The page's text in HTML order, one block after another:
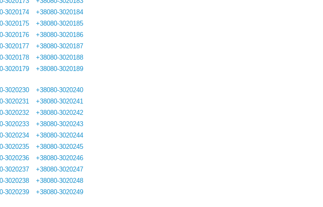
3020174
3020175
3020176
3020177
3020178
3020179
+38080-3020184
+38080-3020185
+38080-3020186
+38080-3020187
+38080-3020188
+38080-3020189
3020230
3020231
3020232
3020233
3020234
3020235
3020236
3020237
3020238
3020239
+38080-3020240
+38080-3020241
+38080-3020242
+38080-3020243
+38080-3020244
+38080-3020245
+38080-3020246
+38080-3020247
+38080-3020248
+38080-3020249